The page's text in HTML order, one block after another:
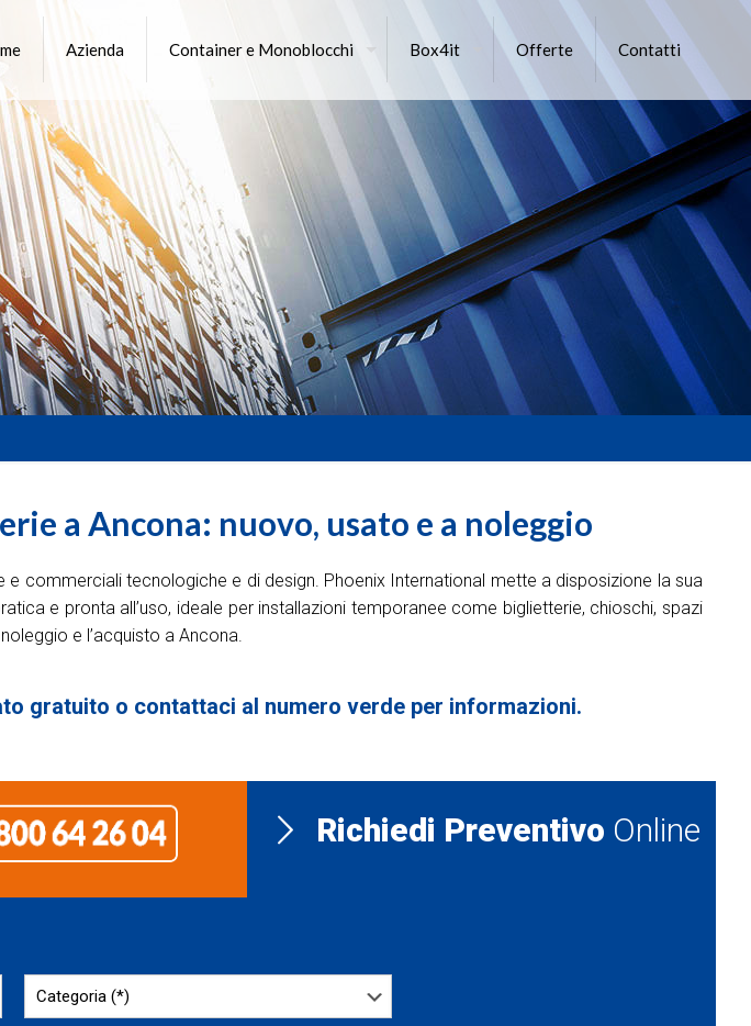
Azienda Container e Monoblocchi Box4it Offerte Contatti
a Ancona: nuovo, usato e a noleggio
commerciali tecnologiche e di design. Phoenix International mette a disposizione la sua
e pronta all’uso, ideale per installazioni temporanee come biglietterie, chioschi, spazi
e l’acquisto a Ancona.
gratuito o contattaci al numero verde per informazioni.
Richiedi Preventivo Online